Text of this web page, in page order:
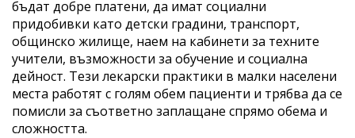
бъдат добре платени, да имат социални
придобивки като детски градини, транспорт,
общинско жилище, наем на кабинети за техните
учители, възможности за обучение и социална
дейност. Тези лекарски практики в малки населени
места работят с голям обем пациенти и трябва да се
помисли за съответно заплащане спрямо обема и
сложността.